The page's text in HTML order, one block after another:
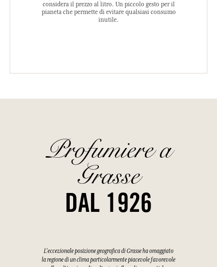
considera il prezzo al litro. Un piccolo gesto per il
pianeta che permette di evitare qualsiasi consumo
inutile.
Profumiere a
Grasse
DAL 1926
L'eccezionale posizione geografica di Grasse ha omaggiato
la regione di un clima particolarmente piacevole favorevole